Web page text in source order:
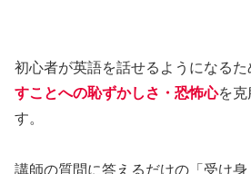
初心者が英語を話せるようになる
すことへの恥ずかしさ・恐怖心を克
す。
講師の質問に答えるだけの「受け身